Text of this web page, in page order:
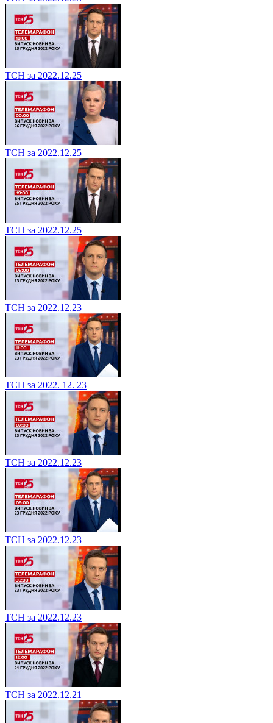
ТСН за 2022.12.25
ТСН за 2022.12.25
ТСН за 2022.12.25
ТСН за 2022.12.23
ТСН за 2022. 12. 23
ТСН за 2022.12.23
ТСН за 2022.12.23
ТСН за 2022.12.23
ТСН за 2022.12.21